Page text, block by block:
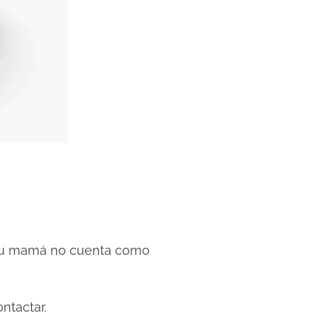
mamá no cuenta como